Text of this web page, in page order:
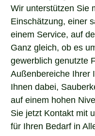
Wir unterstützen Sie
Einschätzung, einer
einem Service, auf
Ganz gleich, ob es
gewerblich genutzte
Außenbereiche Ihrer
Ihnen dabei,
auf einem hohen
Sie jetzt Kontakt mit
für Ihren Bedarf in